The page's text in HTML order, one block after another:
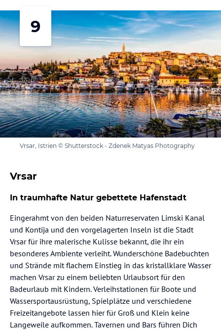
9
Vrsar, Istrien © Shutterstock - Zdenek Matyas Photography
Vrsar
In traumhafte Natur gebettete Hafenstadt
Eingerahmt von den beiden Naturreservaten Limski Kanal
und Kontija und den vorgelagerten Inseln ist die Stadt
Vrsar für ihre malerische Kulisse bekannt, die ihr ein
besonderes Ambiente verleiht. Wunderschöne Badebuchten
und Strände mit flachem Einstieg in das kristallklare Wasser
machen Vrsar zu einem beliebten Urlaubsort für den
Badeurlaub mit Kindern. Verleihstationen für Boote und
Wassersportausrüstung, Spielplätze und verschiedene
Freizeitangebote lassen hier für Groß und Klein keine
Langeweile aufkommen. Tavernen und Bars führen Dich